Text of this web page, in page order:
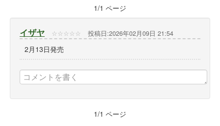
1/1 ページ
イザヤ ☆☆☆☆☆ 投稿日:2026年02月09日 21:54
2月13日発売
1/1 ページ